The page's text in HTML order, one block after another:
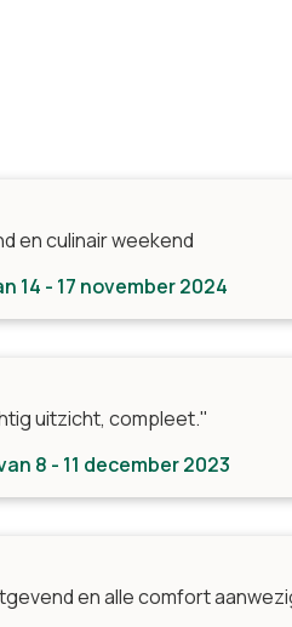
en culinair weekend
van 14 - 17 november 2024
uitzicht, compleet."
8 - 11 december 2023
en alle comfort